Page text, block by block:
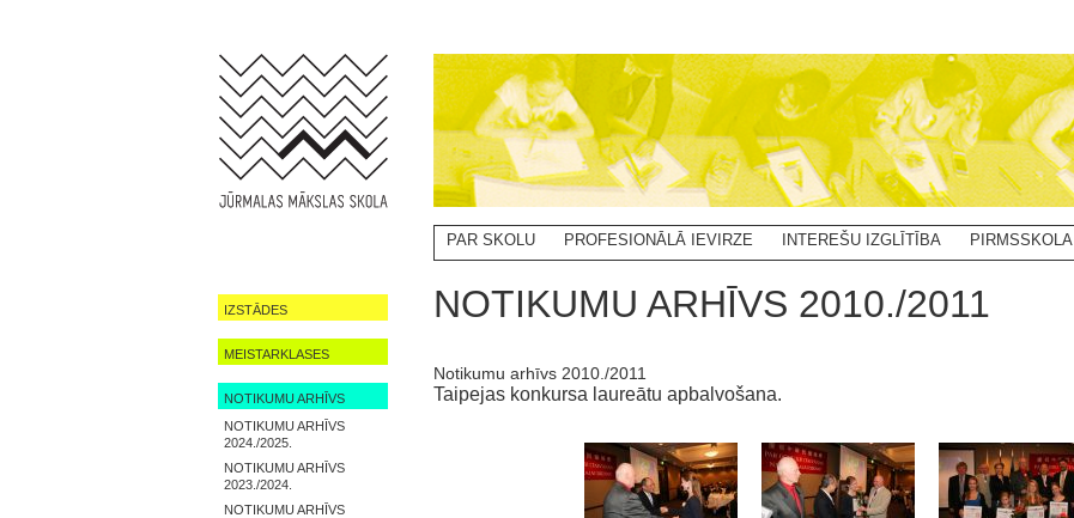
IZSTĀDES
MEISTARKLASES
NOTIKUMU ARHĪVS
NOTIKUMU ARHĪVS
2024./2025.
NOTIKUMU ARHĪVS
2023./2024.
NOTIKUMU ARHĪVS
PAR SKOLU PROFESIONĀLĀ IEVIRZE INTEREŠU IZGLĪTĪBA
PIRMSSKOLA
NOTIKUMU ARHĪVS 2010./2011
Notikumu arhīvs 2010./2011
Taipejas konkursa laureātu apbalvošana.